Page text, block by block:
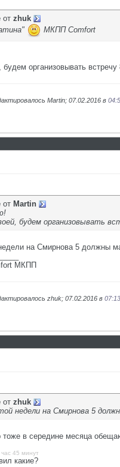
от zhuk
МКПП Comfort
организовывать встречу
Martin; 07.02.2016 в
от Martin
будем организовывать
на Смирнова 5 должны
МКПП
zhuk; 07.02.2016 в 07:13
от zhuk
недели на Смирнова 5
тоже в середине месяца
45 минут
какие?